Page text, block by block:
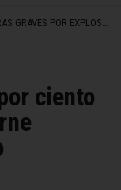
o
CAPACITACIONES GRATUITAS PARA DOCENTES DE LOMAS
ciento